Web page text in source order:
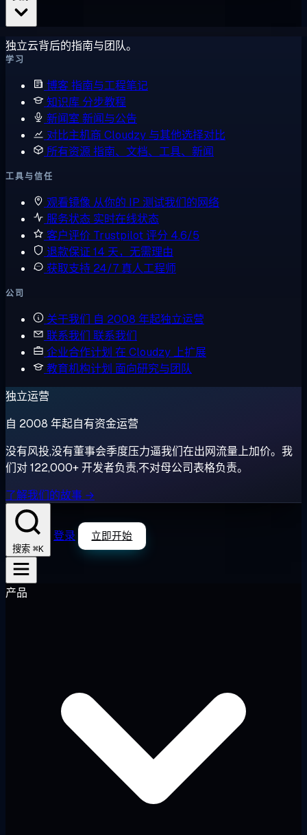
独立云背后的指南与团队。
学习
博客指南与工程笔记
知识库 分步教程
新闻室 新闻与公告
对比主机商 Cloudzy 与其他选择对比
所有资源指南、文档、工具、新闻
工具与信任
观看镜像 从你的 IP 测试我们的网络
服务状态 实时在线状态
客户评价 Trustpilot 评分 4.6/5
退款保证 14 天，无需理由
获取支持 24/7 真人工程师
公司
关于我们 自 2008 年起独立运营
联系我们 联系我们
企业合作计划 在 Cloudzy 上扩展
教育机构计划 面向研究与团队
独立运营
自 2008 年起自有资金运营
没有风投,没有董事会季度压力逼我们在出网流量上加价。我
们对 122,000+ 开发者负责,不对母公司表格负责。
了解我们的故事 →
搜索 ⌘K
登录 立即开始
产品